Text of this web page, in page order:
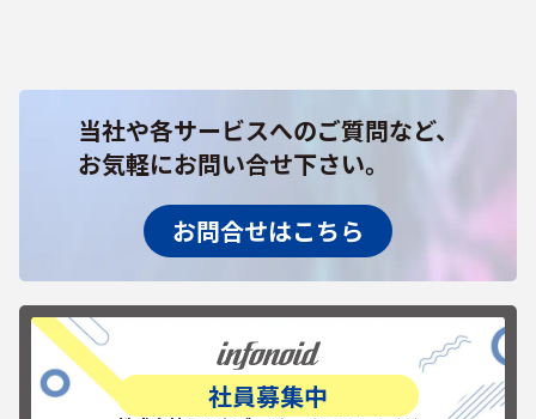
当社や各サービスへのご質問など、
お気軽にお問い合せ下さい。
お問合せはこちら
社員募集中